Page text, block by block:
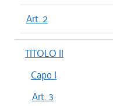
Art. 2
TITOLO II
Capo I
Art. 3